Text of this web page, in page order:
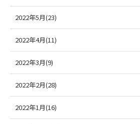
2022年5月(23)
2022年4月(11)
2022年3月(9)
2022年2月(28)
2022年1月(16)